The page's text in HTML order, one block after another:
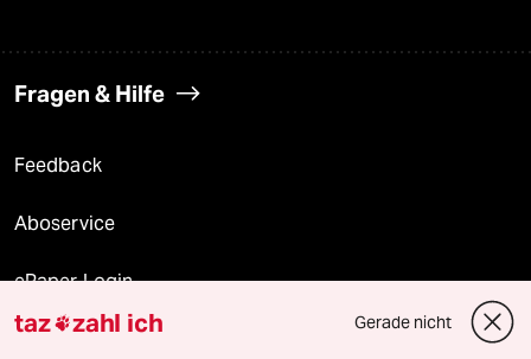
Fragen & Hilfe
Feedback
Aboservice
ePaper Login
Downloads für Abonnierende
taz zahl ich Gerade nicht